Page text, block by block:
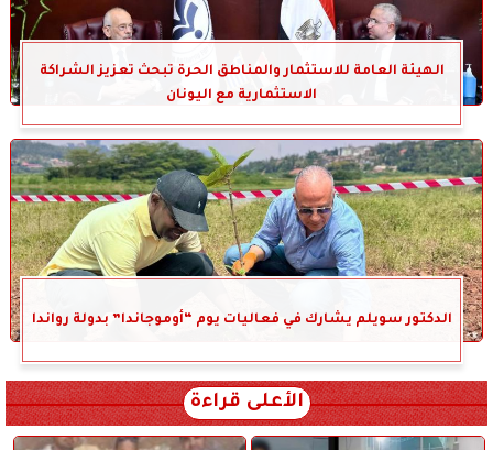
الهيئة العامة للاستثمار والمناطق الحرة تبحث تعزيز الشراكة
الاستثمارية مع اليونان
الدكتور سويلم يشارك في فعاليات يوم “أوموجاندا” بدولة رواندا
الأعلى قراءة